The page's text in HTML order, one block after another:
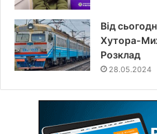
Від
Хутора-
Розклад
28.05.2024